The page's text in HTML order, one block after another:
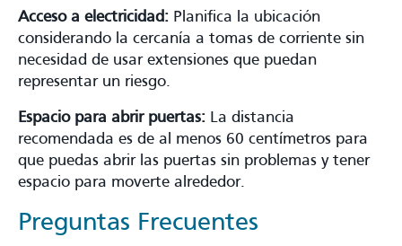
Acceso a electricidad: Planifica la ubicación
considerando la cercanía a tomas de corriente sin
necesidad de usar extensiones que puedan
representar un riesgo.
Espacio para abrir puertas: La distancia
recomendada es de al menos 60 centímetros para
que puedas abrir las puertas sin problemas y tener
espacio para moverte alrededor.
Preguntas Frecuentes